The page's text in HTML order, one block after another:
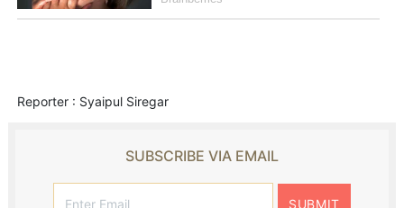
Reporter : Syaipul Siregar
SUBSCRIBE VIA EMAIL